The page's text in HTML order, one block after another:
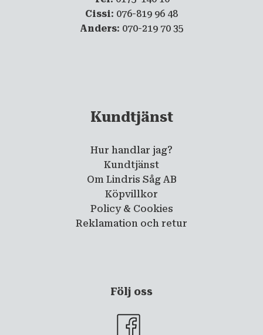
Cissi: 076-819 96 48
Anders: 070-219 70 35
Kundtjänst
Hur handlar jag?
Kundtjänst
Om Lindris Såg AB
Köpvillkor
Policy & Cookies
Reklamation och retur
Följ oss